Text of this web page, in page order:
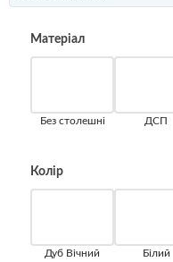
Матеріал
Без столешні ДСП
Колір
Дуб Вічний Білий